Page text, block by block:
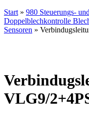
Start » 980 Steuerungs-
Doppelblechkontrolle
Sensoren »
VLG9/